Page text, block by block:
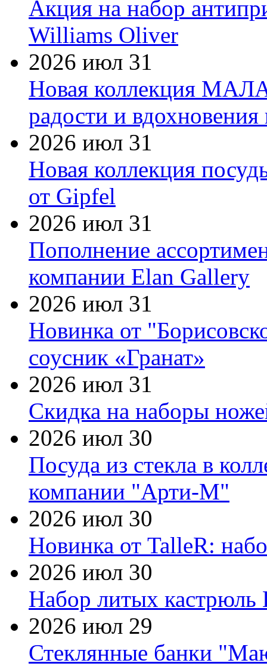
Акция на набор
Williams Oliver
2026 июл 31
Новая коллекция
радости и
2026 июл 31
Новая коллекция
от Gipfel
2026 июл 31
Пополнение
компании Elan Gallery
2026 июл 31
Новинка от
соусник «Гранат»
2026 июл 31
Скидка на наборы
2026 июл 30
Посуда из стекла в
компании "Арти-М"
2026 июл 30
Новинка от TalleR:
2026 июл 30
Набор литых кастрюль
2026 июл 29
Стеклянные банки